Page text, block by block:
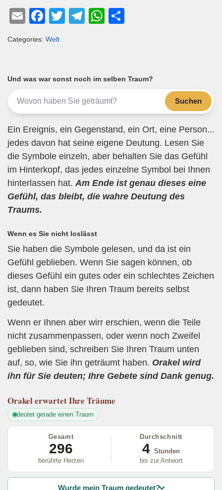
E
ail
F
c
b
o
o
k
T
T
a
m
W
A
p
p
Categories: Welt
Und was war sonst noch im selben Traum?
Suchen
Ein Ereignis, ein Gegenstand, ein Ort, eine Person...
jedes davon hat seine eigene Deutung. Lesen Sie
die Symbole einzeln, aber behalten Sie das Gefühl
im Hinterkopf, das jedes einzelne Symbol bei Ihnen
hinterlassen hat. Am Ende ist genau dieses eine
Gefühl, das bleibt, die wahre Deutung des
Traums.
Wenn es Sie nicht loslässt
Sie haben die Symbole gelesen, und da ist ein
Gefühl geblieben. Wenn Sie sagen können, ob
dieses Gefühl ein gutes oder ein schlechtes Zeichen
ist, dann haben Sie Ihren Traum bereits selbst
gedeutet.
Wenn er Ihnen aber wirr erschien, wenn die Teile
nicht zusammenpassen, oder wenn noch Zweifel
geblieben sind, schreiben Sie Ihren Traum unten
auf, so, wie Sie ihn geträumt haben. Orakel wird
ihn für Sie deuten; Ihre Gebete sind Dank genug.
Orakelerwartet Ihre Träume
deutet gerade einen Traum
Gesamt
296
berührte Herzen
Durchschnitt
4 Stunden
bis zur Antwort
Wurde mein Traum gedeutet?